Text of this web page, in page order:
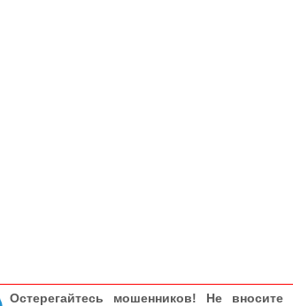
Остерегайтесь мошенников! Не вносите